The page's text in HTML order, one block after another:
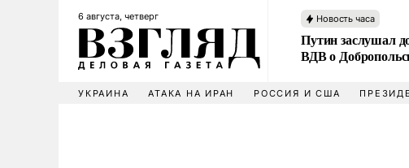
6 августа, четверг Новость часа
Путин заслушал
ВДВ о
УКРАИНА АТАКА НА ИРАН РОССИЯ И США